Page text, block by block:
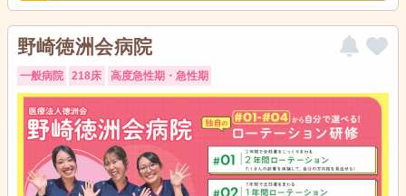
野崎徳洲会病院
一般病院 218床 高度急性期・急性期